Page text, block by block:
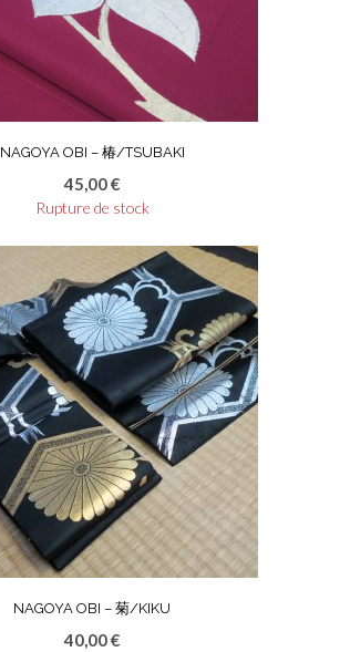
NAGOYA OBI – 椿/TSUBAKI
45,00€
Rupture de stock
NAGOYA OBI – 菊/KIKU
40,00€